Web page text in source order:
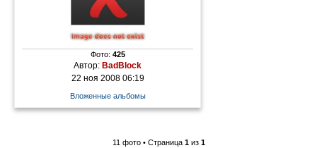
Фото: 425
Автор: BadBlock
22 ноя 2008 06:19
Вложенные альбомы
11 фото • Страница 1из 1